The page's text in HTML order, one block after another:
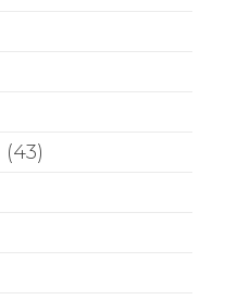
(43)